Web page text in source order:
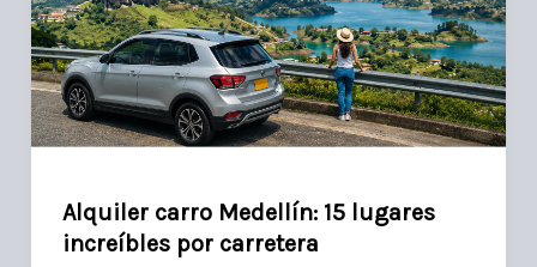
Alquiler carro Medellín: 15 lugares
increíbles por carretera